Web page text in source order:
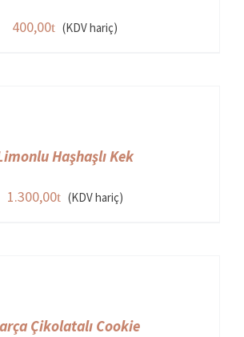
400,00 (KDV hariç)
Haşhaşlı Kek
1.300,00 (KDV hariç)
Çikolatalı Cookie